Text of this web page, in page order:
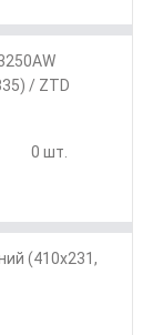
/ ZTD
0 шт.
(410x231,